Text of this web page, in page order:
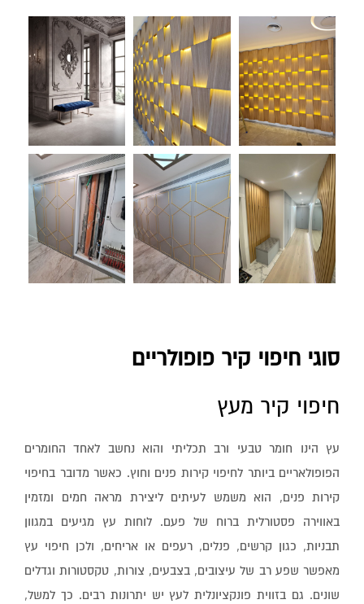
סוגי חיפוי קיר פופולריים
חיפוי קיר מעץ
עץ הינו חומר טבעי ורב תכליתי והוא נחשב לאחד החומרים
הפופולאריים ביותר לחיפוי קירות פנים וחוץ. כאשר מדובר בחיפוי
קירות פנים, הוא משמש לעיתים ליצירת מראה חמים ומזמין
באווירה פסטורלית ברוח של פעם. לוחות עץ מגיעים במגוון
תבניות, כגון קרשים, פנלים, רעפים או אריחים, ולכן חיפוי עץ
מאפשר שפע רב של עיצובים, בצבעים, צורות, טקסטורות וגדלים
שונים. גם בזווית פונקציונלית לעץ יש יתרונות רבים. כך למשל,